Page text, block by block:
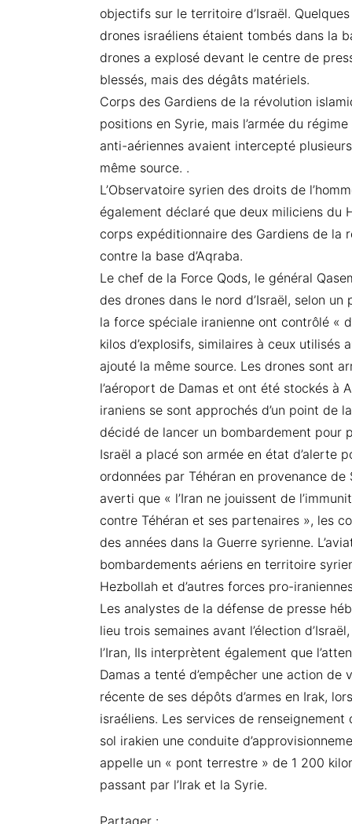
objectifs sur le territoire d’Israël.
drones israéliens étaient tombés dans la
drones a explosé devant le centre de
blessés, mais des dégâts matériels.
Corps des Gardiens de la révolution
positions en Syrie, mais l’armée du
anti-aériennes avaient intercepté
même source. .
L’Observatoire syrien des droits de
également déclaré que deux miliciens du
corps expéditionnaire des Gardiens de la
contre la base d’Aqraba.
Le chef de la Force Qods, le général
des drones dans le nord d’Israël, selon
la force spéciale iranienne ont contrôlé «
kilos d’explosifs, similaires à ceux utilisés
ajouté la même source. Les drones sont
l’aéroport de Damas et ont été stockés
iraniens se sont approchés d’un point de
décidé de lancer un bombardement pour
Israël a placé son armée en état d’alerte
ordonnées par Téhéran en provenance
averti que « l’Iran ne jouissent de
contre Téhéran et ses partenaires », les
des années dans la Guerre syrienne.
bombardements aériens en territoire
Hezbollah et d’autres forces pro-
Les analystes de la défense de presse
lieu trois semaines avant l’élection
l’Iran, Ils interprètent également que
Damas a tenté d’empêcher une action
récente de ses dépôts d’armes en Irak,
israéliens. Les services de renseignement
sol irakien une conduite
appelle un « pont terrestre » de 1 200
passant par l’Irak et la Syrie.
Partager :